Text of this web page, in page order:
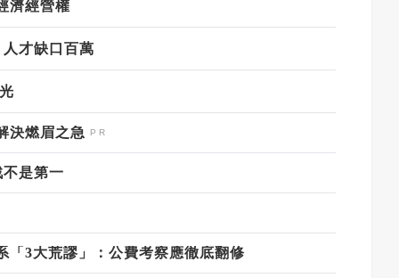
濟經營權
才缺口百萬
決燃眉之急
是第一
「3大荒謬」：公費考察應徹底翻修